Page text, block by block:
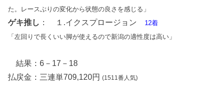
た。レースぶりの変化から状態の良さを感じる」
ゲキ推し ： １.イクスプロージョン
12着
「左回りで長くいい脚が使えるので新潟の適性度は高い」
結果：6－17－18
払戻金：三連単709,120円(1511番人気)